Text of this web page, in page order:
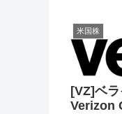
米国株
[VZ]ベ
Verizon